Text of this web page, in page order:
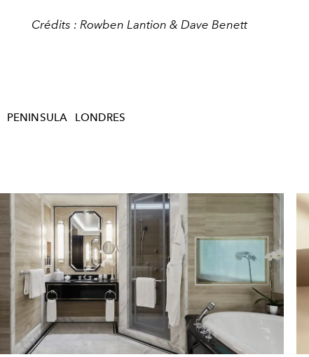
Crédits : Rowben Lantion & Dave Benett
PENINSULA LONDRES